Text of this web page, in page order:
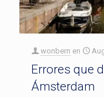
wonbern en
Errores que
Ámsterdam